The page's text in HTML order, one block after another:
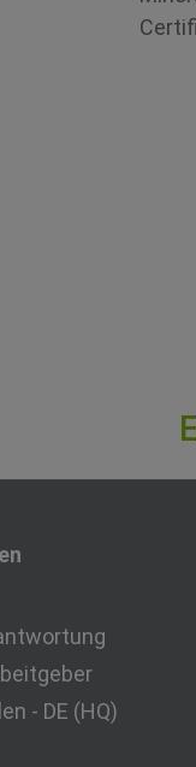
- DE (HQ)